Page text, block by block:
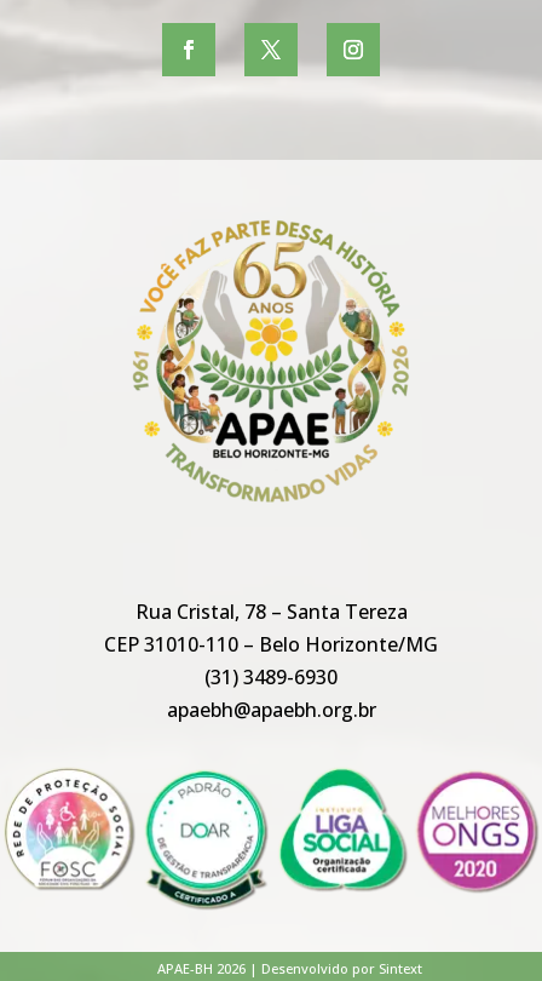
Rua Cristal, 78 – Santa Tereza
CEP 31010-110 – Belo Horizonte/MG
(31) 3489-6930
apaebh@apaebh.org.br
APAE-BH 2026 | Desenvolvido por Sintext